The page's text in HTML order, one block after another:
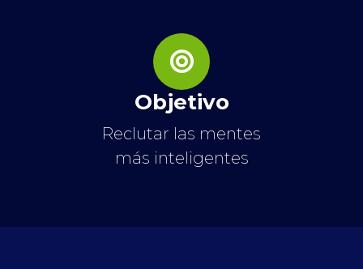
Objetivo
Reclutar las mentes
más inteligentes